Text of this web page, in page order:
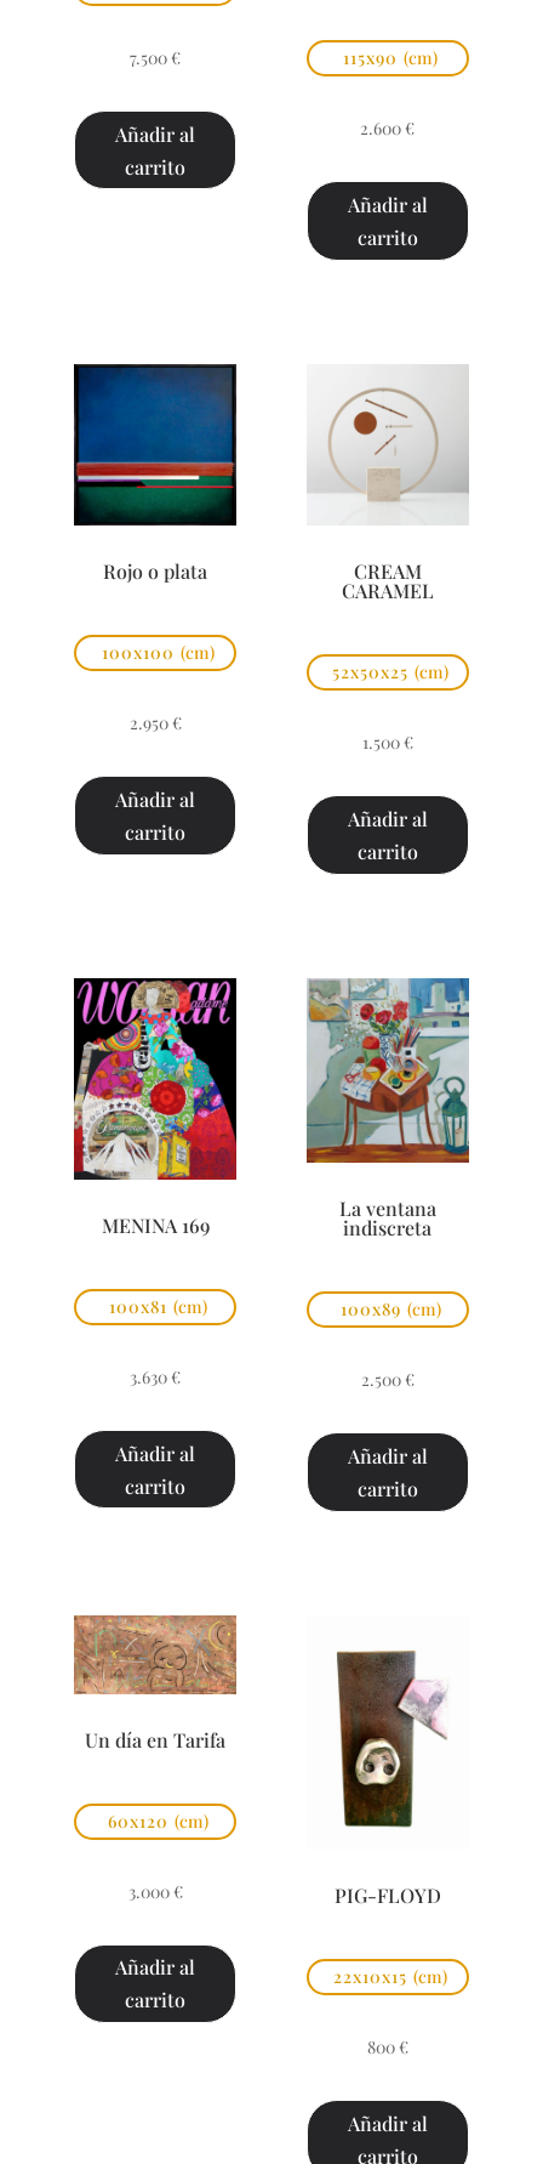
7.500 €
Añadir al
carrito
115x90 (cm)
2.600 €
Añadir al
carrito
Rojo o plata
100x100 (cm)
2.950 €
Añadir al
carrito
CREAM
CARAMEL
52x50x25 (cm)
1.500 €
Añadir al
carrito
MENINA 169
100x81 (cm)
3.630 €
Añadir al
carrito
La ventana
indiscreta
100x89 (cm)
2.500 €
Añadir al
carrito
Un día en Tarifa
60x120 (cm)
3.000 €
Añadir al
carrito
PIG-FLOYD
22x10x15 (cm)
800 €
Añadir al
carrito